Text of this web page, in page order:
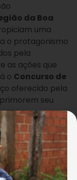
da Boa
uma
o protagonismo
pela
as ações que
o Concurso de
oferecido pela
seu
a
ano, os
“Jogos
Fraternidade
em quatro
e selecionou